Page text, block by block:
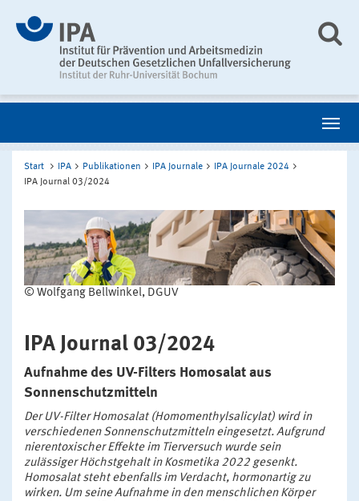
Start IPA Publikationen IPA Journale
IPA Journale 2024
IPA Journal 03/2024
© Wolfgang Bellwinkel, DGUV
IPA Journal 03/2024
Aufnahme des UV-Filters Homosalat aus
Sonnenschutzmitteln
Der UV-Filter Homosalat (Homomenthylsalicylat) wird in
verschiedenen Sonnenschutzmitteln eingesetzt. Aufgrund
nierentoxischer Effekte im Tierversuch wurde sein
zulässiger Höchstgehalt in Kosmetika 2022 gesenkt.
Homosalat steht ebenfalls im Verdacht, hormonartig zu
wirken. Um seine Aufnahme in den menschlichen Körper